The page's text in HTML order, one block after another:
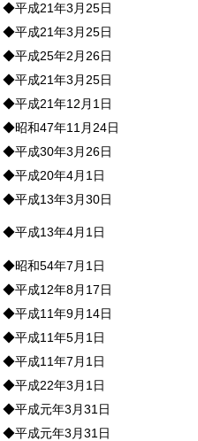
◆平成21年3月25日
◆平成21年3月25日
◆平成25年2月26日
◆平成21年3月25日
◆平成21年12月1日
◆昭和47年11月24日
◆平成30年3月26日
◆平成20年4月1日
◆平成13年3月30日
◆平成13年4月1日
◆昭和54年7月1日
◆平成12年8月17日
◆平成11年9月14日
◆平成11年5月1日
◆平成11年7月1日
◆平成22年3月1日
◆平成元年3月31日
◆平成元年3月31日